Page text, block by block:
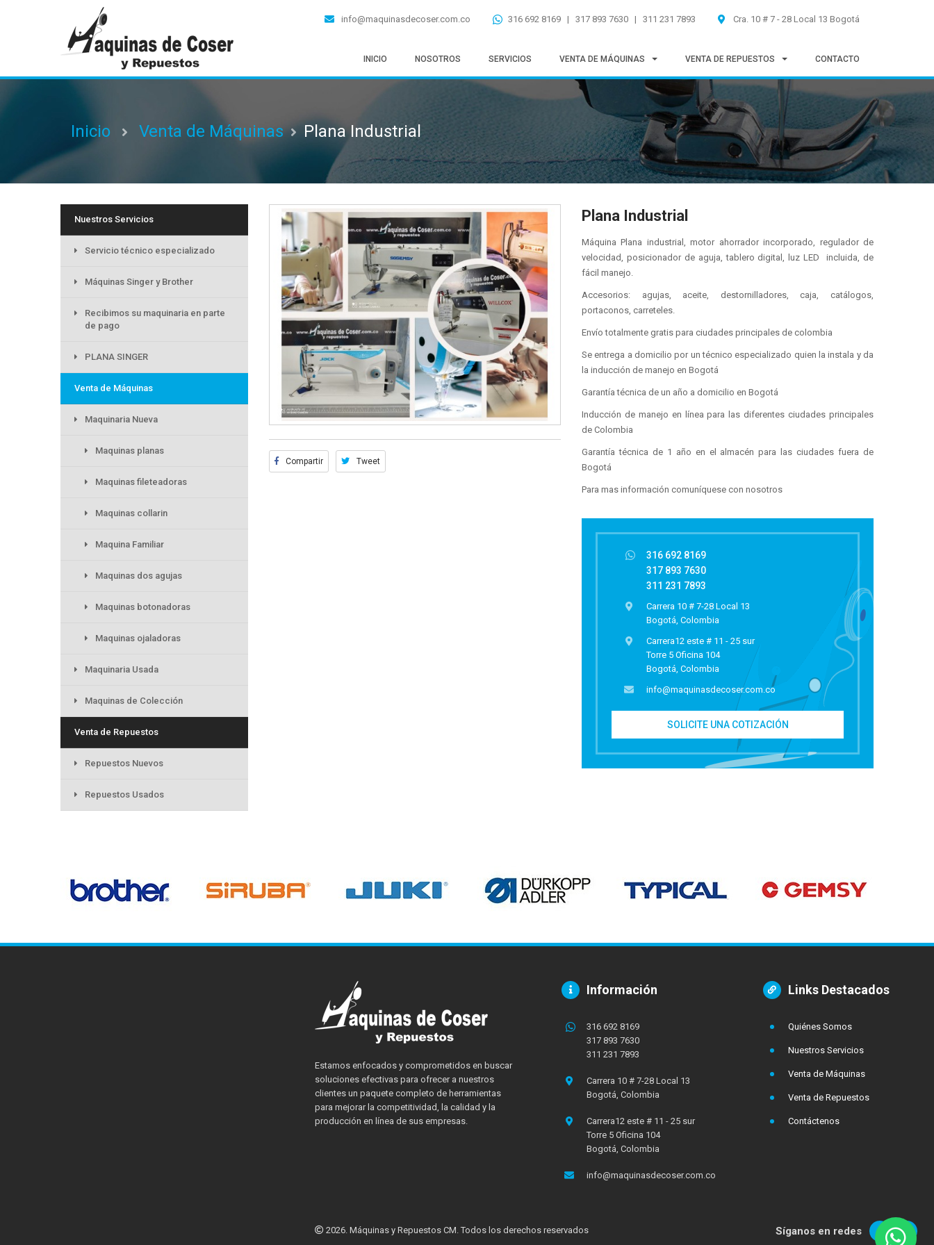
Cra. 10 # 7 - 28 Local 13 Bogotá
316 692 8169 | 317 893 7630 | 311 231 7893
info@maquinasdecoser.com.co
INICIO NOSOTROS SERVICIOS VENTA DE MÁQUINAS VENTA DE REPUESTOS CONTACTO
Inicio Venta de Máquinas Plana Industrial
Nuestros Servicios
Servicio técnico especializado
Máquinas Singer y Brother
Recibimos su maquinaria en parte
de pago
PLANA SINGER
Venta de Máquinas
Maquinaria Nueva
Maquinas planas
Maquinas fileteadoras
Maquinas collarin
Maquina Familiar
Maquinas dos agujas
Maquinas botonadoras
Maquinas ojaladoras
Maquinaria Usada
Maquinas de Colección
Venta de Repuestos
Repuestos Nuevos
Repuestos Usados
Compartir Tweet
Plana Industrial
Máquina Plana industrial, motor ahorrador incorporado, regulador de
velocidad, posicionador de aguja, tablero digital, luz LED incluida, de
fácil manejo.
Accesorios: agujas, aceite, destornilladores, caja, catálogos,
portaconos, carreteles.
Envío totalmente gratis para ciudades principales de colombia
Se entrega a domicilio por un técnico especializado quien la instala y da
la inducción de manejo en Bogotá
Garantía técnica de un año a domicilio en Bogotá
Inducción de manejo en línea para las diferentes ciudades principales
de Colombia
Garantía técnica de 1 año en el almacén para las ciudades fuera de
Bogotá
Para mas información comuníquese con nosotros
316 692 8169
317 893 7630
311 231 7893
Carrera 10 # 7-28 Local 13
Bogotá, Colombia
Carrera12 este # 11 - 25 sur
Torre 5 Oficina 104
Bogotá, Colombia
info@maquinasdecoser.com.co
SOLICITE UNA COTIZACIÓN
Estamos enfocados y comprometidos en buscar
soluciones efectivas para ofrecer a nuestros
clientes un paquete completo de herramientas
para mejorar la competitividad, la calidad y la
producción en línea de sus empresas.
Información
316 692 8169
317 893 7630
311 231 7893
Carrera 10 # 7-28 Local 13
Bogotá, Colombia
Carrera12 este # 11 - 25 sur
Torre 5 Oficina 104
Bogotá, Colombia
info@maquinasdecoser.com.co
Links Destacados
Quiénes Somos
Nuestros Servicios
Venta de Máquinas
Venta de Repuestos
Contáctenos
2026. Máquinas y Repuestos CM.Todos los derechos reservados Síganos en redes